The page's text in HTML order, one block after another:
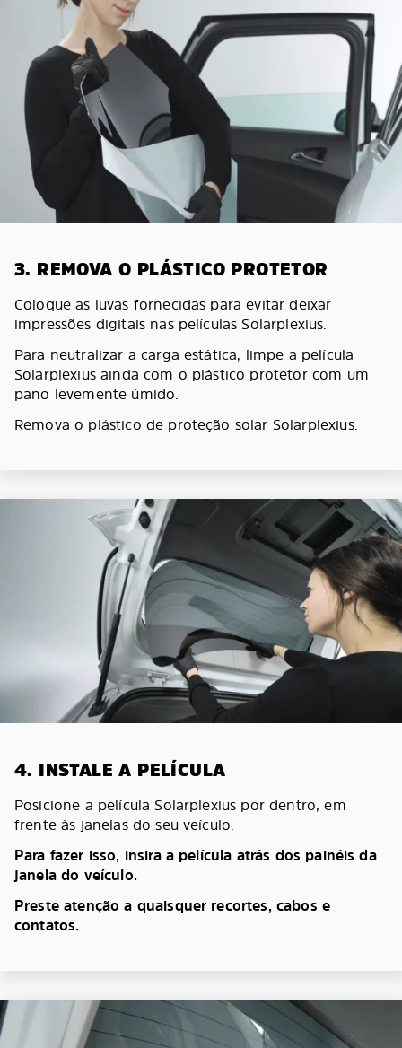
3. REMOVA O PLÁSTICO PROTETOR
Coloque as luvas fornecidas para evitar deixar
impressões digitais nas películas Solarplexius.
Para neutralizar a carga estática, limpe a película
Solarplexius ainda com o plástico protetor com um
pano levemente úmido.
Remova o plástico de proteção solar Solarplexius.
4. INSTALE A PELÍCULA
Posicione a película Solarplexius por dentro, em
frente às janelas do seu veículo.
Para fazer isso, insira a película atrás dos painéis da
janela do veículo.
Preste atenção a quaisquer recortes, cabos e
contatos.